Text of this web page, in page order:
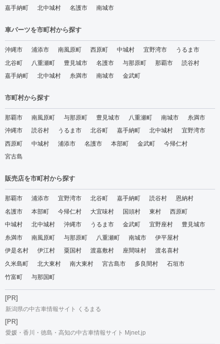
嘉手納町
北中城村 名護市 南城市
車パーツを市町村から探す
沖縄市 浦添市 南風原町 西原町 中城村 宜野湾市
うるま市
北谷町
八重瀬町 豊見城市 名護市 与那原町 那覇市
読谷村
嘉手納町
北中城村 糸満市 南城市 金武町
市町村から探す
那覇市 南風原町 与那原町 豊見城市 八重瀬町 南城市
糸満市
沖縄市
読谷村 うるま市 北谷町 嘉手納町 北中城村
宜野湾市
西原町
中城村 浦添市 名護市 本部町 金武町
今帰仁村
宮古島
販売店を市町村から探す
那覇市 浦添市 宜野湾市 北谷町 嘉手納町 読谷村
恩納村
名護市
本部町 今帰仁村 大宜味村 国頭村 東村
西原町
中城村
北中城村 沖縄市 うるま市 金武町 宜野座村
豊見城市
糸満市
南風原町 与那原町 八重瀬町 南城市
伊平屋村
伊是名村
伊江村 粟国村 渡嘉敷村 座間味村
渡名喜村
久米島町
北大東村 南大東村 宮古島市 多良間村
石垣市
竹富町
与那国町
[PR]
新潟県の中古車情報サイト くるまる
[PR]
愛媛・香川・徳島・高知の中古車情報サイト Mjnet.jp